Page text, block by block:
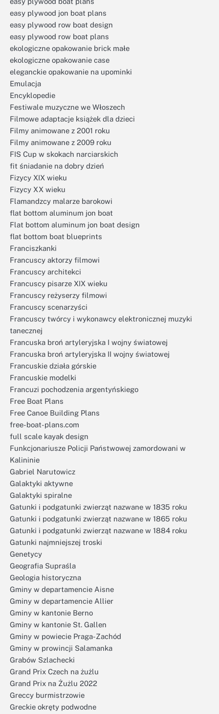
easy plywood jon boat plans
easy plywood row boat design
easy plywood row boat plans
ekologiczne opakowanie brick małe
ekologiczne opakowanie case
eleganckie opakowanie na upominki
Emulacja
Encyklopedie
Festiwale muzyczne we Włoszech
Filmowe adaptacje książek dla dzieci
Filmy animowane z 2001 roku
Filmy animowane z 2009 roku
FIS Cup w skokach narciarskich
fit śniadanie na dobry dzień
Fizycy XIX wieku
Fizycy XX wieku
Flamandzcy malarze barokowi
flat bottom aluminum jon boat
Flat bottom aluminum jon boat design
flat bottom boat blueprints
Franciszkanki
Francuscy aktorzy filmowi
Francuscy architekci
Francuscy pisarze XIX wieku
Francuscy reżyserzy filmowi
Francuscy scenarzyści
Francuscy twórcy i wykonawcy elektronicznej muzyki
tanecznej
Francuska broń artyleryjska I wojny światowej
Francuska broń artyleryjska II wojny światowej
Francuskie działa górskie
Francuskie modelki
Francuzi pochodzenia argentyńskiego
Free Boat Plans
Free Canoe Building Plans
free-boat-plans.com
full scale kayak design
Funkcjonariusze Policji Państwowej zamordowani w
Kalininie
Gabriel Narutowicz
Galaktyki aktywne
Galaktyki spiralne
Gatunki i podgatunki zwierząt nazwane w 1835 roku
Gatunki i podgatunki zwierząt nazwane w 1865 roku
Gatunki i podgatunki zwierząt nazwane w 1884 roku
Gatunki najmniejszej troski
Genetycy
Geografia Supraśla
Geologia historyczna
Gminy w departamencie Aisne
Gminy w departamencie Allier
Gminy w kantonie Berno
Gminy w kantonie St. Gallen
Gminy w powiecie Praga-Zachód
Gminy w prowincji Salamanka
Grabów Szlachecki
Grand Prix Czech na żużlu
Grand Prix na Żużlu 2022
Greccy burmistrzowie
Greckie okręty podwodne